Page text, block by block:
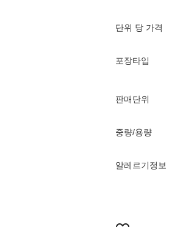
단위 당 가격
포장타입
판매단위
중량/용량
알레르기정보